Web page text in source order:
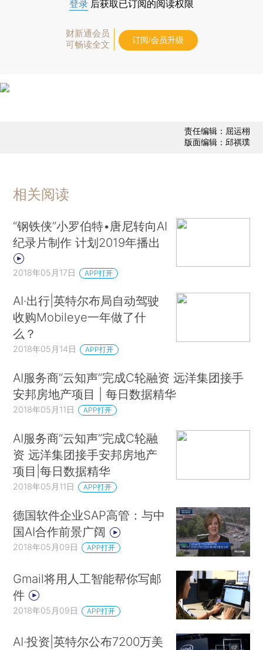
登录 后获取已订阅的阅读权限
财新通会员
可畅读全文
订阅/会员升级
责任编辑：屈运栩
版面编辑：邱祺璞
相关阅读
“钢铁侠”小罗伯特•唐尼转向AI
纪录片制作 计划2019年播出
2018年05月17日 APP打开
AI·出行|英特尔布局自动驾驶
收购Mobileye一年做了什
么？
2018年05月14日 APP打开
AI服务商“云知声”完成C轮融资 远洋集团接手
安邦房地产项目 | 每日数据精华
2018年05月11日 APP打开
AI服务商“云知声”完成C轮融
资 远洋集团接手安邦房地产
项目|每日数据精华
2018年05月11日 APP打开
德国软件企业SAP高管：与中
国AI合作前景广阔
2018年05月09日 APP打开
Gmail将用人工智能帮你写邮
件
2018年05月09日 APP打开
AI·投资|英特尔公布7200万美